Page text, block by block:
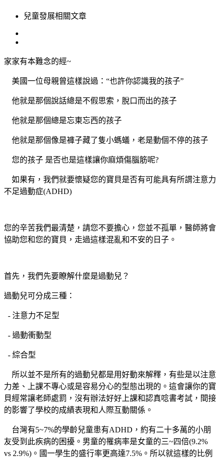
兒童發展相關文章
家家有本難念的經~
美國一位母親曾這樣說過：“也許你認識我的孩子”
他就是那個說話總是不假思索，脫口而出的孩子
他就是那個總是忘東忘西的孩子
他就是那個像是褲子藏了隻小螞蟻，老是動個不停的孩子
您的孩子 是否也是這樣讓你麻煩傷腦筋呢?
如果有，我們就要懷疑您的寶貝是否有可能具有所謂注意力
不足過動症(ADHD)
您的辛苦我們最清楚，請您不要擔心，您並不孤單，醫師將會
協助您和您的寶貝，走過這樣混亂和不安的日子。
首先，我們先要瞭解什麼是過動兒？
過動兒可分成三種：
- 注意力不足型
- 過動衝動型
- 綜合型
所以並不是所有的過動兒都是用好動來解釋，有些是以注意
力差、上課不專心或是容易分心的型態出現的。這會讓你的寶
貝經常讓老師處罰，沒有辦法好好上課和認真唸書考試，間接
的影響了學校的成績表現和人際互動關係。
台灣有5~7%的學齡兒童患有ADHD，約有二十多萬的小朋
友受到此疾病的困擾。男童的罹病率是女童的三~四倍(9.2%
vs 2.9%)。國一學生的盛行率更高達7.5%。所以就這樣的比例